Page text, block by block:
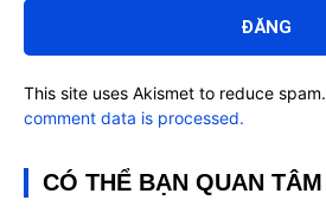
This site uses Akismet to reduce spam.
comment data is processed.
CÓ THỂ BẠN QUAN TÂM